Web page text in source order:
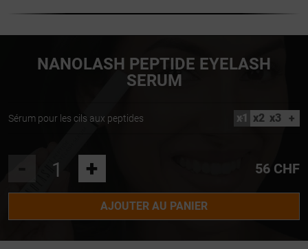
NANOLASH PEPTIDE EYELASH
SERUM
Sérum pour les cils aux peptides x1 x2 x3 +
+ 56 CHF
AJOUTER AU PANIER